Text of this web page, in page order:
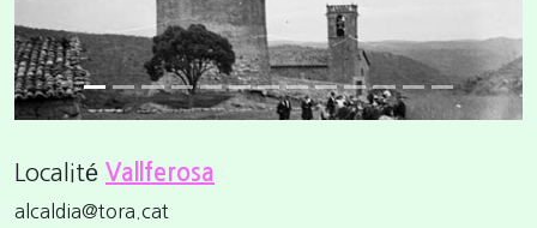
Localité Vallferosa
alcaldia@tora.cat